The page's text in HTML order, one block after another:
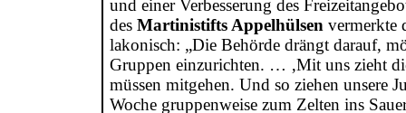
und einer Verbesserung des
des Martinistifts Appelhülsen vermerkte
lakonisch: „Die Behörde drängt darauf,
Gruppen einzurichten. … ‚Mit uns zieht
müssen mitgehen. Und so ziehen unsere
Woche gruppenweise zum Zelten ins